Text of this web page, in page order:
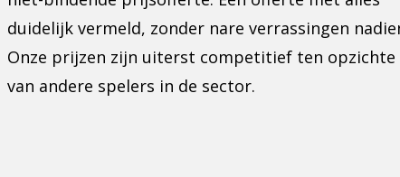
duidelijk vermeld, zonder nare verrassingen
Onze prijzen zijn uiterst competitief ten opzichte
van andere spelers in de sector.